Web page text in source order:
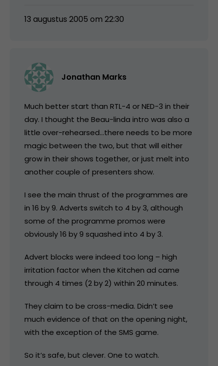
13 augustus 2005 om 22:30
Jonathan Marks
Much better start than RTL-4 or NED-3 in their
day. I thought the Beau-linda intro was also a
little over-rehearsed…there needs to be more
magic between the two, but that will either
grow in their shows together, or just melt into
another couple of presenters show.
I see the main thrust of the programmes are
in 16 by 9. Adverts switch to 4 by 3, although
some of the programme promos were
obviously 16 by 9 squashed into 4 by 3.
Advert blocks were indeed too long – high
irritation factor when the Kitchen ad came
through 4 times (2 by 2) within 20 minutes.
They claim to be cross-media. Didn’t see
much evidence of that on the opening night,
with the exception of the SMS game.
So it’s safe, but clever. One to watch.